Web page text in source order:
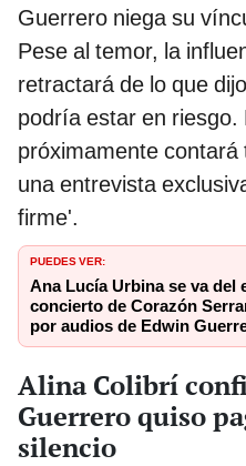
Guerrero niega su
Pese al temor, la
retractará de lo que
podría estar en
próximamente contará
una entrevista
firme'.
PUEDES VER:
Ana Lucía Urbina se va del
concierto de Corazón
por audios de Edwin
Alina Colibrí
Guerrero quiso
silencio